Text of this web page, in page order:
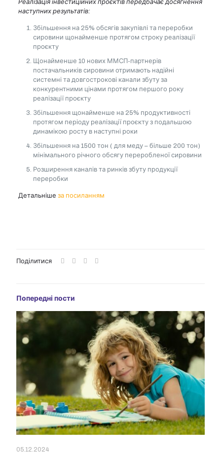
Реалізація інвестиційних проєктів передбачає досягнення
наступних результатів:
Збільшення на 25% обсягів закупівлі та переробки
сировини щонайменше протягом строку реалізації
проєкту
Щонайменше 10 нових ММСП-партнерів
постачальників сировини отримають надійні
системні та довгострокові канали збуту за
конкурентними цінами протягом першого року
реалізації проєкту
Збільшення щонайменше на 25% продуктивності
протягом періоду реалізації проєкту з подальшою
динамікою росту в наступні роки
Збільшення на 1500 тон ( для меду – більше 200 тон)
мінімального річного обсягу переробленої сировини
Розширення каналів та ринків збуту продукції
переробки
Детальніше за посиланням
Поділитися
Попередні пости
05.12.2024